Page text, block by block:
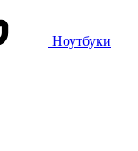
Ноутбуки